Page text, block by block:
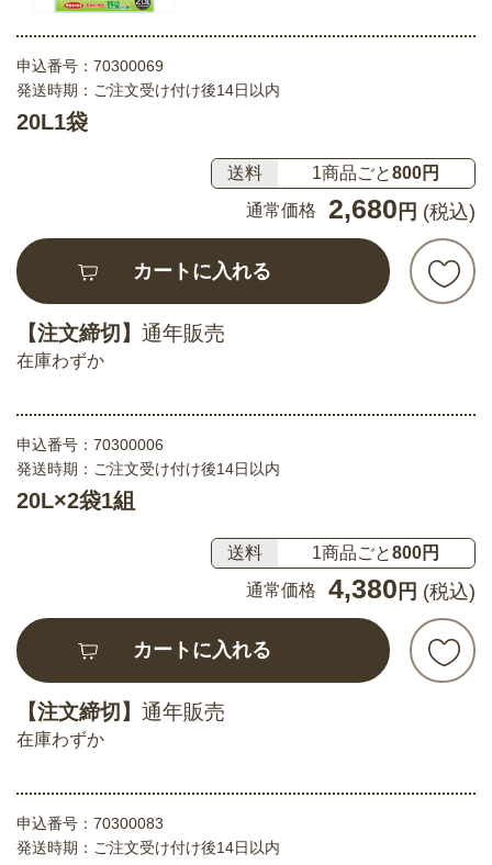
申込番号： 70300069
発送時期：ご注文受け付け後14日以内
20L1袋
送料 1商品ごと800円
通常価格
2,680 円 (税込)
カートに入れる
【注文締切】 通年販売
在庫わずか
申込番号： 70300006
発送時期：ご注文受け付け後14日以内
20L×2袋1組
送料 1商品ごと800円
通常価格
4,380 円 (税込)
カートに入れる
【注文締切】 通年販売
在庫わずか
申込番号： 70300083
発送時期：ご注文受け付け後14日以内